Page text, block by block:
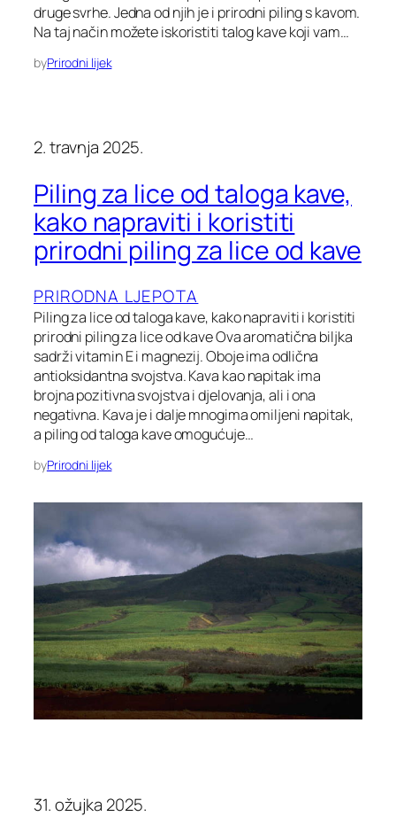
druge svrhe. Jedna od njih je i prirodni piling s kavom.
Na taj način možete iskoristiti talog kave koji vam…
byPrirodni lijek
2. travnja 2025.
Piling za lice od taloga kave,
kako napraviti i koristiti
prirodni piling za lice od kave
PRIRODNA LJEPOTA
Piling za lice od taloga kave, kako napraviti i koristiti
prirodni piling za lice od kave Ova aromatična biljka
sadrži vitamin E i magnezij. Oboje ima odlična
antioksidantna svojstva. Kava kao napitak ima
brojna pozitivna svojstva i djelovanja, ali i ona
negativna. Kava je i dalje mnogima omiljeni napitak,
a piling od taloga kave omogućuje…
byPrirodni lijek
31. ožujka 2025.